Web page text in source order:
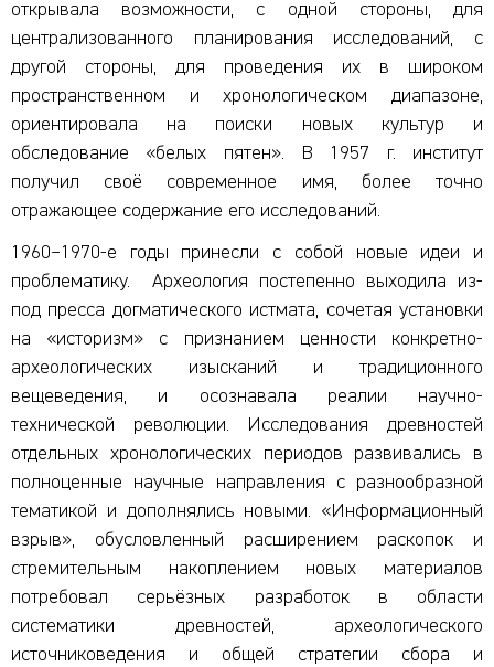
открывала возможности, с одной стороны, для
централизованного планирования исследований, с
другой стороны, для проведения их в широком
пространственном и хронологическом диапазоне,
ориентировала на поиски новых культур и
обследование «белых пятен». В 1957 г. институт
получил своё современное имя, более точно
отражающее содержание его исследований.
1960–1970-е годы принесли с собой новые идеи и
проблематику. Археология постепенно выходила из-
под пресса догматического истмата, сочетая установки
на «историзм» с признанием ценности конкретно-
археологических изысканий и традиционного
вещеведения, и осознавала реалии научно-
технической революции. Исследования древностей
отдельных хронологических периодов развивались в
полноценные научные направления с разнообразной
тематикой и дополнялись новыми. «Информационный
взрыв», обусловленный расширением раскопок и
стремительным накоплением новых материалов
потребовал серьёзных разработок в области
систематики древностей, археологического
источниковедения и общей стратегии сбора и